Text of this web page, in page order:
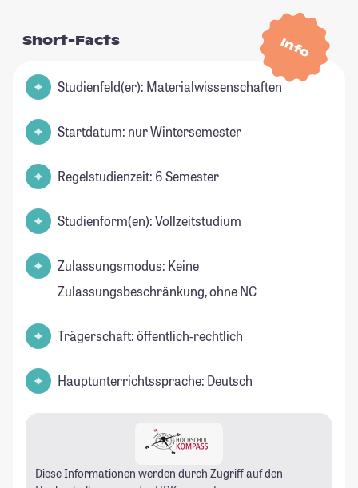
Info
Short-Facts
Studienfeld(er): Materialwissenschaften
Startdatum: nur Wintersemester
Regelstudienzeit: 6 Semester
Studienform(en): Vollzeitstudium
Zulassungsmodus: Keine
Zulassungsbeschränkung, ohne NC
Trägerschaft: öffentlich-rechtlich
Hauptunterrichtssprache: Deutsch
Diese Informationen werden durch Zugriff auf den